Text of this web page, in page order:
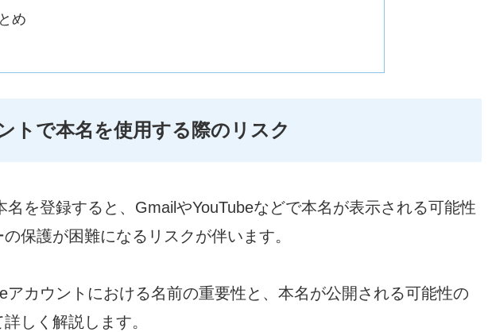
め
トで本名を使用する際のリスク
名を登録すると、GmailやYouTubeなどで本名が表示される可能性
保護が困難になるリスクが伴います。
アカウントにおける名前の重要性と、本名が公開される可能性の
しく解説します。